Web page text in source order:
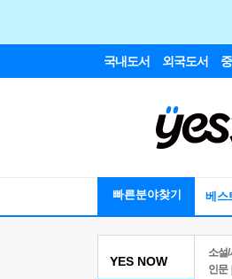
국내도서 외국도서
빠른분야찾기 베스
YES NOW
소설/
인문